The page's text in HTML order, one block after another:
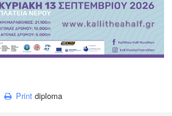
Print diploma